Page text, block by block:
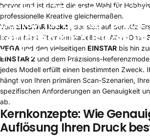
Welcher3D-Scanner
bestenfürden 3D-
Leitfaden zurAuswahl
EINSTAR-Scanners.
hervor und ist damit die erste Wahl für
professionelle Kreative gleichermaßen.
Vom EINSTAR Rockit , der sich auf den Kfz-
konzentriert, über den kabellosen All-in-One-
VEGA und den vielseitigen EINSTAR bis hin
EINSTAR 2 und dem Präzisions-
jedes Modell erfüllt einen bestimmten Zweck.
hängt von Ihren primären Scan-Szenarien,
spezifischen Anforderungen an Genauigkeit
ab.
Kernkonzepte: Wie
Auflösung Ihren Druck